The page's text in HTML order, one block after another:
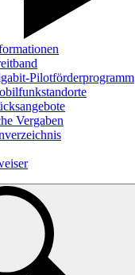
Pilotförderprogramm
Vergaben